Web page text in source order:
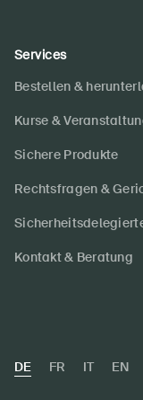
Services
Bestellen &
Kurse &
Sichere Produkte
Rechtsfragen &
Kontakt & Beratung
DE FR IT EN